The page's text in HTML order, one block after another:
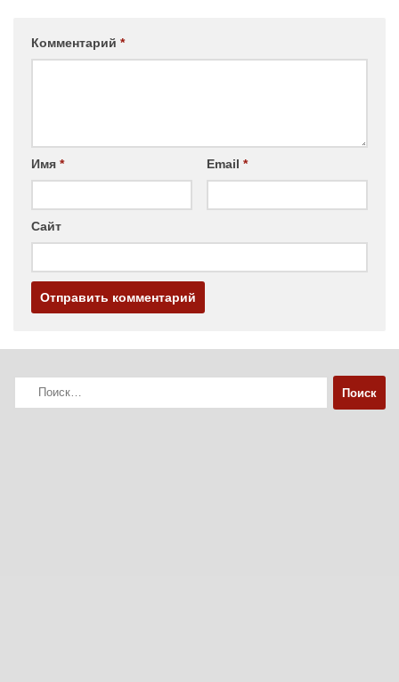
Комментарий *
Имя * Email *
Сайт
Найти: